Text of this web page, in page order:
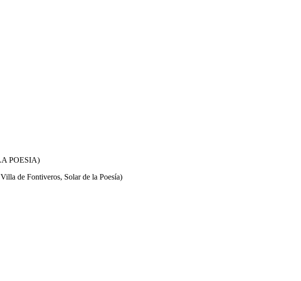
POESIA)
de Fontiveros, Solar de la Poesía)